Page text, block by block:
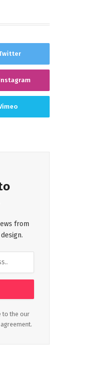
from
to the our
agreement.